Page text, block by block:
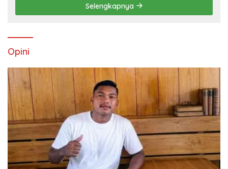
Selengkapnya
Opini